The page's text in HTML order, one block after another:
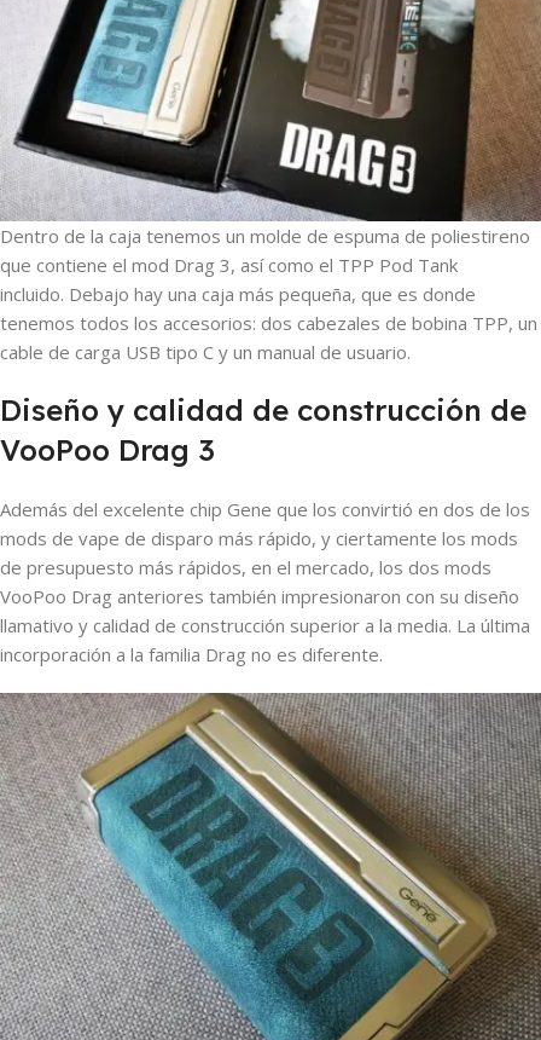
Dentro de la caja tenemos un molde de espuma de poliestireno
que contiene el mod Drag 3, así como el TPP Pod Tank
incluido. Debajo hay una caja más pequeña, que es donde
tenemos todos los accesorios: dos cabezales de bobina TPP, un
cable de carga USB tipo C y un manual de usuario.
Diseño y calidad de construcción de
VooPoo Drag 3
Además del excelente chip Gene que los convirtió en dos de los
mods de vape de disparo más rápido, y ciertamente los mods
de presupuesto más rápidos, en el mercado, los dos mods
VooPoo Drag anteriores también impresionaron con su diseño
llamativo y calidad de construcción superior a la media. La última
incorporación a la familia Drag no es diferente.